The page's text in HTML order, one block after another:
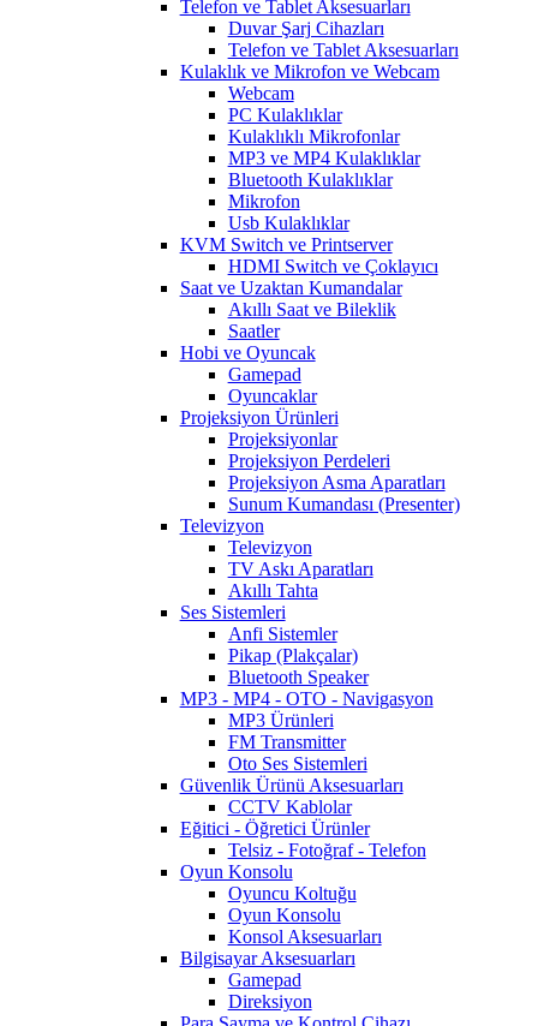
Telefon ve Tablet Aksesuarları
Duvar Şarj Cihazları
Telefon ve Tablet Aksesuarları
Kulaklık ve Mikrofon ve Webcam
Webcam
PC Kulaklıklar
Kulaklıklı Mikrofonlar
MP3 ve MP4 Kulaklıklar
Bluetooth Kulaklıklar
Mikrofon
Usb Kulaklıklar
KVM Switch ve Printserver
HDMI Switch ve Çoklayıcı
Saat ve Uzaktan Kumandalar
Akıllı Saat ve Bileklik
Saatler
Hobi ve Oyuncak
Gamepad
Oyuncaklar
Projeksiyon Ürünleri
Projeksiyonlar
Projeksiyon Perdeleri
Projeksiyon Asma Aparatları
Sunum Kumandası (Presenter)
Televizyon
Televizyon
TV Askı Aparatları
Akıllı Tahta
Ses Sistemleri
Anfi Sistemler
Pikap (Plakçalar)
Bluetooth Speaker
MP3 - MP4 - OTO - Navigasyon
MP3 Ürünleri
FM Transmitter
Oto Ses Sistemleri
Güvenlik Ürünü Aksesuarları
CCTV Kablolar
Eğitici - Öğretici Ürünler
Telsiz - Fotoğraf - Telefon
Oyun Konsolu
Oyuncu Koltuğu
Oyun Konsolu
Konsol Aksesuarları
Bilgisayar Aksesuarları
Gamepad
Direksiyon